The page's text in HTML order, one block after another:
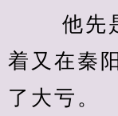
他先是
着又在秦
了大亏。